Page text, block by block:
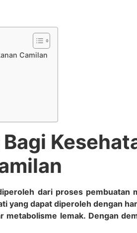
Camilan
dari proses pembuatan
yang dapat diperoleh dengan
lemak. Dengan